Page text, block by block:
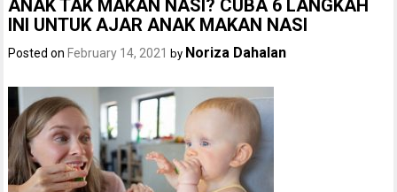
ANAK TAK MAKAN NASI? CUBA 6 LANGKAH
INI UNTUK AJAR ANAK MAKAN NASI
Posted on February 14, 2021 by Noriza Dahalan